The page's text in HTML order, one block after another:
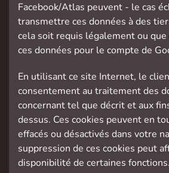
Facebook/Atlas peuvent - le cas
transmettre ces données à des
cela soit requis légalement ou
ces données pour le compte de
En utilisant ce site Internet, le
consentement au traitement des
concernant tel que décrit et aux
dessus. Ces cookies peuvent en
effacés ou désactivés dans votre
suppression de ces cookies peut
disponibilité de certaines fonctions.